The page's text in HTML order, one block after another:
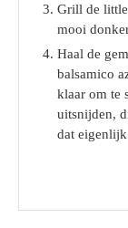
Grill de little
mooi
Haal de
balsamico
klaar om te
uitsnijden,
dat